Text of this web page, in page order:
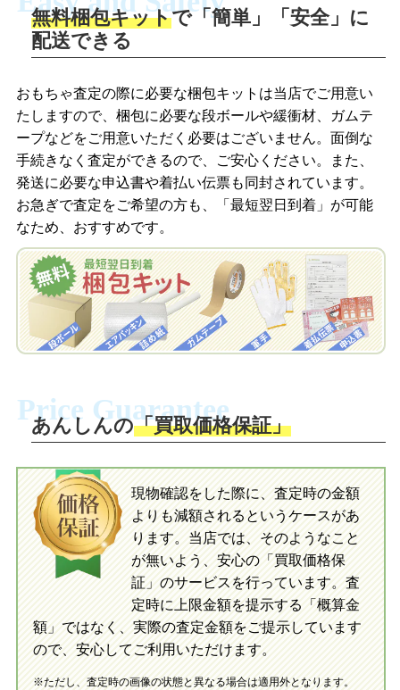
商品撮影
商品を撮影して、査定フォームから画像
を送信します。
梱包キットをメールで申し込み
査定結果をメールで確認し、梱包キット
を申し込みます。梱包キットは送料無料
でお届けします。
自宅でおもちゃを発送・梱包
梱包キットに同封する発送ガイドの手順
送。当店へ無料で発送いただけます。
入金完了
当店に査定したおもちゃがご到着後、ご
指定の口座に即日入金可能です。
買取の流れ 写真の撮影方法
LINEの友だち追加・査定画像を送信
「ジョニージョイLINE査定」を友だちに
追加し、スマートフォンなどのカメラで
撮影したおもちゃの写真をトーク中に送
梱包キットをLINEで申し込み
査定結果をLINEで確認し、梱包キットを
申し込みます。梱包キットは送料無料で
お届けします。
自宅でおもちゃを発送・梱包
ださい。お電話にて集荷依頼を行い発
送。当店へ無料で発送いただけます。
当店に査定したおもちゃがご到着後、ご
指定の口座に即日入金可能です。
初めての方へ LINE査定の流れ 写真の撮影方法
無料梱包キットで「簡単」「安全」に
配送できる
おもちゃ査定の際に必要な梱包キットは当店でご用意い
たしますので、梱包に必要な段ボールや緩衝材、ガムテ
ープなどをご用意いただく必要はございません。面倒な
手続きなく査定ができるので、ご安心ください。また、
発送に必要な申込書や着払い伝票も同封されています。
お急ぎで査定をご希望の方も、「最短翌日到着」が可能
なため、おすすめです。
Price Guarantee
あんしんの「買取価格保証」
現物確認をした際に、査定時の金額
よりも減額されるというケースがあ
ります。当店では、そのようなこと
が無いよう、安心の「買取価格保
証」のサービスを行っています。査
定時に上限金額を提示する「概算金
額」ではなく、実際の査定金額をご提示しています
ので、安心してご利用いただけます。
※ただし、査定時の画像の状態と異なる場合は適用外となります。